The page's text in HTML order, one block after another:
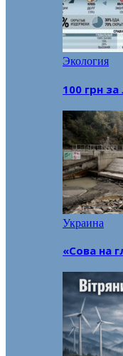
Экология
100 грн
Украина
«Сова на